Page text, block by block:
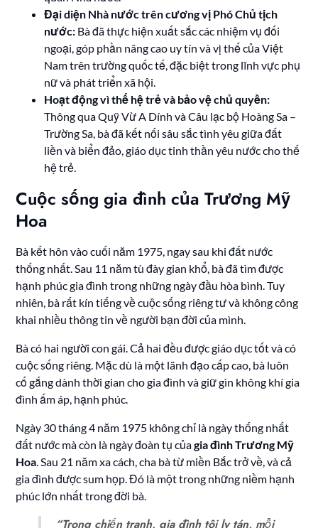
Đại diện Nhà nước trên cương vị Phó Chủ tịch
nước: Bà đã thực hiện xuất sắc các nhiệm vụ đối
ngoại, góp phần nâng cao uy tín và vị thế của Việt
Nam trên trường quốc tế, đặc biệt trong lĩnh vực phụ
nữ và phát triển xã hội.
Hoạt động vì thế hệ trẻ và bảo vệ chủ quyền:
Thông qua Quỹ Vừ A Dính và Câu lạc bộ Hoàng Sa –
Trường Sa, bà đã kết nối sâu sắc tình yêu giữa đất
liền và biển đảo, giáo dục tinh thần yêu nước cho thế
hệ trẻ.
Cuộc sống gia đình của Trương Mỹ
Hoa
Bà kết hôn vào cuối năm 1975, ngay sau khi đất nước
thống nhất. Sau 11 năm tù đày gian khổ, bà đã tìm được
hạnh phúc gia đình trong những ngày đầu hòa bình. Tuy
nhiên, bà rất kín tiếng về cuộc sống riêng tư và không công
khai nhiều thông tin về người bạn đời của mình.
Bà có hai người con gái. Cả hai đều được giáo dục tốt và có
cuộc sống riêng. Mặc dù là một lãnh đạo cấp cao, bà luôn
cố gắng dành thời gian cho gia đình và giữ gìn không khí gia
đình ấm áp, hạnh phúc.
Ngày 30 tháng 4 năm 1975 không chỉ là ngày thống nhất
đất nước mà còn là ngày đoàn tụ củagia đình Trương Mỹ
Hoa. Sau 21 năm xa cách, cha bà từ miền Bắc trở về, và cả
gia đình được sum họp. Đó là một trong những niềm hạnh
phúc lớn nhất trong đời bà.
“Trong chiến tranh, gia đình tôi ly tán, mỗi